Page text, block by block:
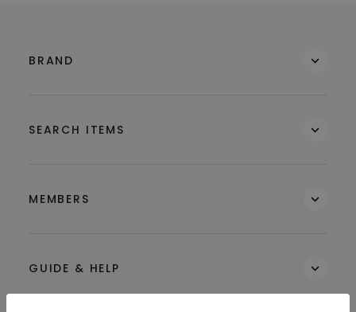
BRAND
SEARCH ITEMS
MEMBERS
GUIDE & HELP